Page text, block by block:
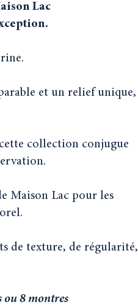
Lac
et un relief unique,
collection conjugue
Maison Lac pour les
de texture, de régularité,
ou 8 montres